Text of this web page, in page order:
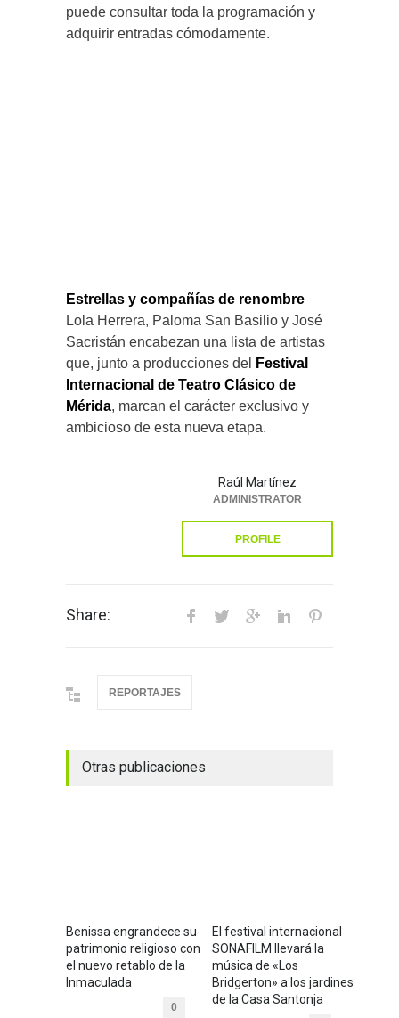
puede consultar toda la programación y
adquirir entradas cómodamente.
Estrellas y compañías de renombre
Lola Herrera, Paloma San Basilio y José
Sacristán encabezan una lista de artistas
que, junto a producciones del
Festival
Internacional de Teatro Clásico de
Mérida, marcan el carácter exclusivo y
ambicioso de esta nueva etapa.
Raúl Martínez
ADMINISTRATOR
PROFILE
Share:
REPORTAJES
Otras publicaciones
Benissa engrandece su
patrimonio religioso con
el nuevo retablo de la
Inmaculada
0
El festival internacional
SONAFILM llevará la
música de «Los
Bridgerton» a los jardines
de la Casa Santonja